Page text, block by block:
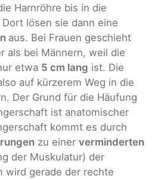
Harnröhre bis in die
lösen sie dann eine
aus. Bei Frauen geschieht
als bei Männern, weil die
etwa 5 cm lang ist. Die
auf kürzerem Weg in die
Der Grund für die Häufung
ist anatomischer
kommt es durch
zu einer verminderten
der Muskulatur) der
wird gerade der rechte